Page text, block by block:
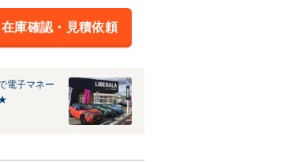
在庫確認・見積依頼
電子マネー